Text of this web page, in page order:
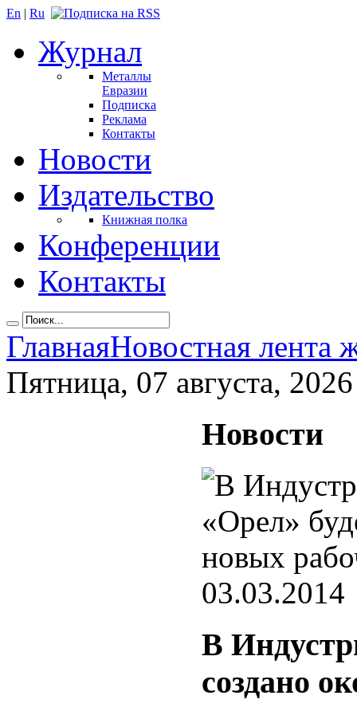
En | Ru
Журнал
Металлы
Евразии
Подписка
Реклама
Контакты
Новости
Издательство
Книжная полка
Конференции
Контакты
ГлавнаяНовостная лента
Пятница, 07 августа, 2026
Новости
03.03.2014
В
создано